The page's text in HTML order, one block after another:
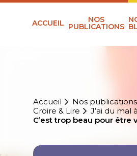
ACCUEIL NOS
PUBLICATIONS
Accueil
Nos publications
Croire & Lire
J’ai du mal
C’est trop beau pour être